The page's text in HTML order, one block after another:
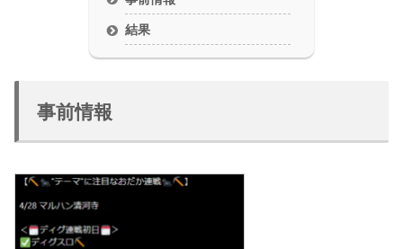
結果
事前情報